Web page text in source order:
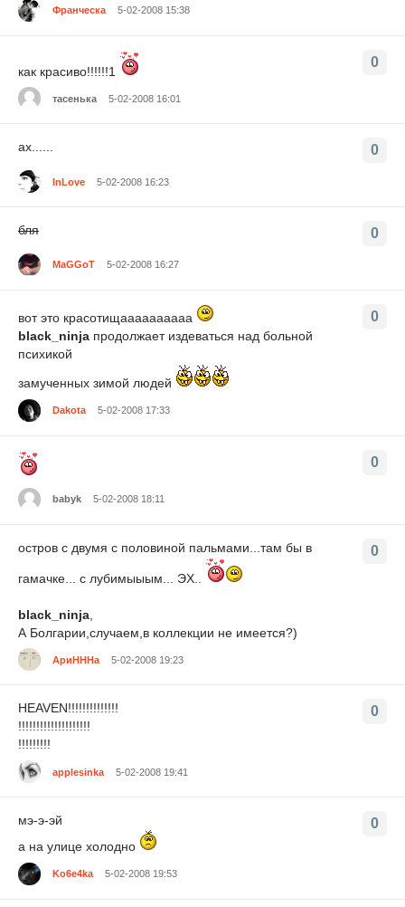
Франческа 5-02-2008 15:38
0
как красиво!!!!!!1
тасенька 5-02-2008 16:01
0
ах......
InLove 5-02-2008 16:23
0
бля
MaGGoT 5-02-2008 16:27
0
вот это красотищаааааааааа
black_ninja продолжает издеваться над больной
психикой
замученных зимой людей
Dakota 5-02-2008 17:33
0
babyk 5-02-2008 18:11
0
остров с двумя с половиной пальмами...там бы в
гамачке... с лубимыыым... ЭХ..
black_ninja
А Болгарии,случаем,в коллекции не имеется?)
АриНННа 5-02-2008 19:23
0
HEAVEN!!!!!!!!!!!!!!
!!!!!!!!!!!!!!!!!!!!
!!!!!!!!!
applesinka 5-02-2008 19:41
0
мэ-э-эй
а на улице холодно
Ko6e4ka 5-02-2008 19:53